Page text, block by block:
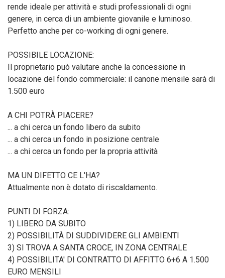
rende ideale per attività e studi professionali di ogni
genere, in cerca di un ambiente giovanile e luminoso.
Perfetto anche per co-working di ogni genere.
POSSIBILE LOCAZIONE:
Il proprietario può valutare anche la concessione in
locazione del fondo commerciale: il canone mensile sarà di
1.500 euro
A CHI POTRÀ PIACERE?
... a chi cerca un fondo libero da subito
... a chi cerca un fondo in posizione centrale
... a chi cerca un fondo per la propria attività
MA UN DIFETTO CE L'HA?
Attualmente non è dotato di riscaldamento.
PUNTI DI FORZA:
1) LIBERO DA SUBITO
2) POSSIBILITÀ DI SUDDIVIDERE GLI AMBIENTI
3) SI TROVA A SANTA CROCE, IN ZONA CENTRALE
4) POSSIBILITA' DI CONTRATTO DI AFFITTO 6+6 A 1.500
EURO MENSILI